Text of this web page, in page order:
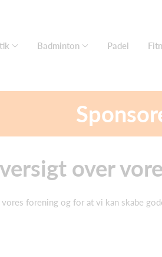
Badminton Padel
over
forening og for at vi kan skabe